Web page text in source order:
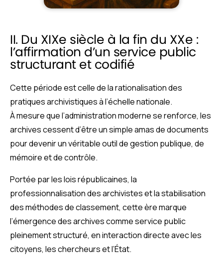
II. Du XIXe siècle à la fin du XXe :
l’affirmation d’un service public
structurant et codifié
Cette période est celle de la rationalisation des
pratiques archivistiques à l’échelle nationale.
À mesure que l’administration moderne se renforce, les
archives cessent d’être un simple amas de documents
pour devenir un véritable outil de gestion publique, de
mémoire et de contrôle.
Portée par les lois républicaines, la
professionnalisation des archivistes et la stabilisation
des méthodes de classement, cette ère marque
l’émergence des archives comme service public
pleinement structuré, en interaction directe avec les
citoyens, les chercheurs et l’État.